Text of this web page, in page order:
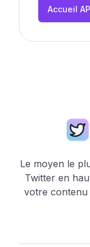
Accueil
Le moyen le
Twitter en
votre contenu